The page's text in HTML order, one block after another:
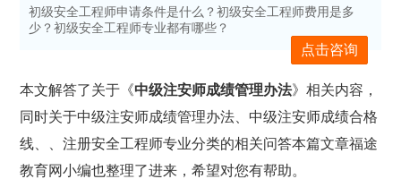
初级安全工程师申请条件是什么？初级安全工程师费用是多
少？初级安全工程师专业都有哪些？
点击咨询
本文解答了关于《中级注安师成绩管理办法》相关内容，
同时关于中级注安师成绩管理办法、中级注安师成绩合格
线、、注册安全工程师专业分类的相关问答本篇文章福途
教育网小编也整理了进来，希望对您有帮助。